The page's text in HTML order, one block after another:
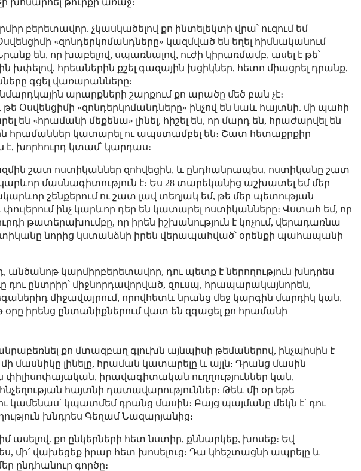
խոնարհել թուրքի առաջ։
բերետավոր. չկասկածելով քո ինտելեկտի վրա՝ ուզում եմ
Օսվենցիմի «զոնդերկոմանդները» կազմված են եղել հիմնականում
են, որ խաբելով, սպառնալով, ուժի կիրառմամբ, ասել է թե՝
խփելով, հրեաներին քշել գազային խցիկներ, հետո միացրել դրանք,
գցել վառարանները։
արարքների շարքում քո արածը մեծ բան չէ։
թե Օսվենցիմի «զոնդերկոմանդները» ինչով են նաև հայտնի. մի պահի
են «հրամանի մեքենա» լինել, հիշել են, որ մարդ են, հրաժարվել են
հրամաններ կատարել ու ապստամբել են։ Շատ հետաքրքիր
է, խորհուրդ կտամ՝ կարդաս։
շատ ոստիկաններ զոհվեցին, և ընդհանրապես, ոստիկանը շատ
մասնագիտություն է։ Ես 28 տարեկանից աշխատել եմ մեր
շենքերում ու շատ լավ տեղյակ եմ, թե մեր պետության
ինչ կարևոր դեր են կատարել ոստիկանները։ Վստահ եմ, որ
թատերախումբը, որ իրեն իշխանություն է կոչում, վերադառնա
նորից կստանձնի իրեն վերապահված՝ օրենքի պահապանի
անծանոթ կարմիրբերետավոր, դու պետք է ներողություն խնդրես
դու ընտրիր՝ միջնորդավորված, զուսպ, հրապարակայնորեն,
միջավայրում, որովհետև նրանց մեջ կարգին մարդիկ կան,
օրը իրենց ընտանիքներում վատ են զգացել քո հրամանի
քո մտազբաղ գլուխն այնպիսի թեմաներով, ինչպիսին է
մասնիկը լինելը, հրաման կատարելը և այլն։ Դրանց մասին
իրավագիտական ուղղություններ կան,
հայտնի դատավարություններ։ Թեև մի օր եթե
կամենաս՝ կպատմեմ դրանց մասին։ Բայց պայմանը մեկն է՝ դու
խնդրես Գեղամ Նազարյանից։
ասելով. քո ընկերների հետ նստիր, քննարկեք, խոսեք։ Եվ
մի´ վախեցեք իրար հետ խոսելուց։ Դա կհեշտացնի ապրելը և
ընդհանուր գործը։